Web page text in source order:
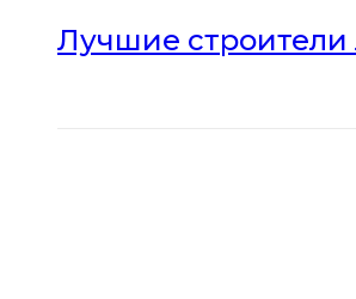
Лучшие строители